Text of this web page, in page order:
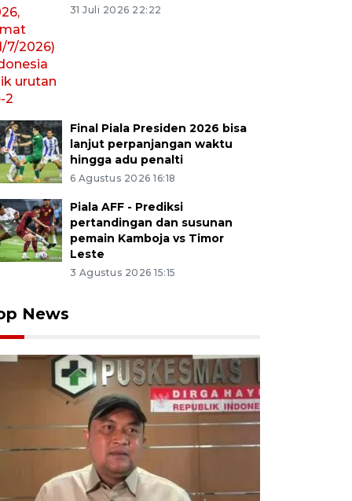
31 Juli 2026 22:22
Final Piala Presiden 2026 bisa
lanjut perpanjangan waktu
hingga adu penalti
6 Agustus 2026 16:18
Piala AFF - Prediksi
pertandingan dan susunan
pemain Kamboja vs Timor
Leste
3 Agustus 2026 15:15
News